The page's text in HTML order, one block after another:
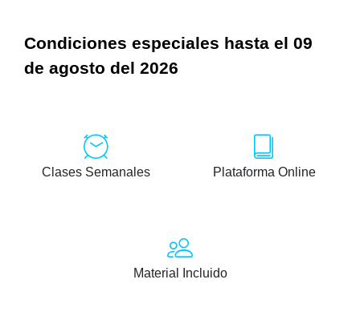
Condiciones especiales hasta el 09
de agosto del 2026
Clases Semanales Plataforma Online
Material Incluido